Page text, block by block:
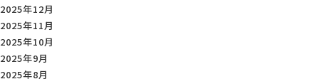
2025年12月
2025年11月
2025年10月
2025年9月
2025年8月